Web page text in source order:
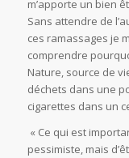
m’apporte un bien
Sans attendre de
ces ramassages je
comprendre
Nature, source de
déchets dans une
cigarettes dans un
« Ce qui est
pessimiste, mais